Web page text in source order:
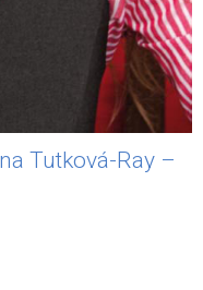
Tutková-Ray –